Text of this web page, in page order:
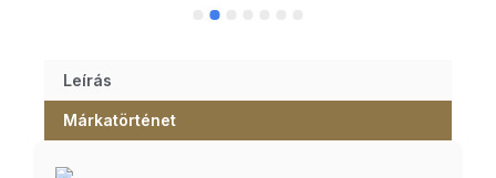
Leírás
Márkatörténet